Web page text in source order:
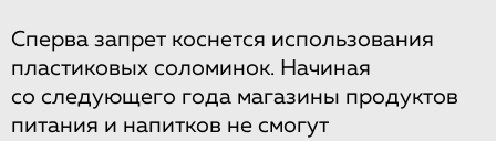
Сперва запрет коснется использования
пластиковых соломинок. Начиная
со следующего года магазины продуктов
питания и напитков не смогут